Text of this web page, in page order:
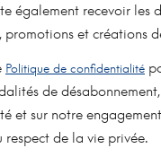
également recevoir les
promotions et créations
Politique de confidentialité
de
et sur notre
de la vie privée.